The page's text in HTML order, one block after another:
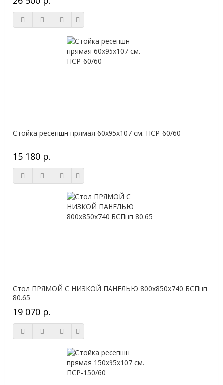
Стойка ресепшн прямая 60х95х107 см. ПСР-60/60
15 180 р.
Стол ПРЯМОЙ С НИЗКОЙ ПАНЕЛЬЮ 800х850х740 БСПнп
80.65
19 070 р.